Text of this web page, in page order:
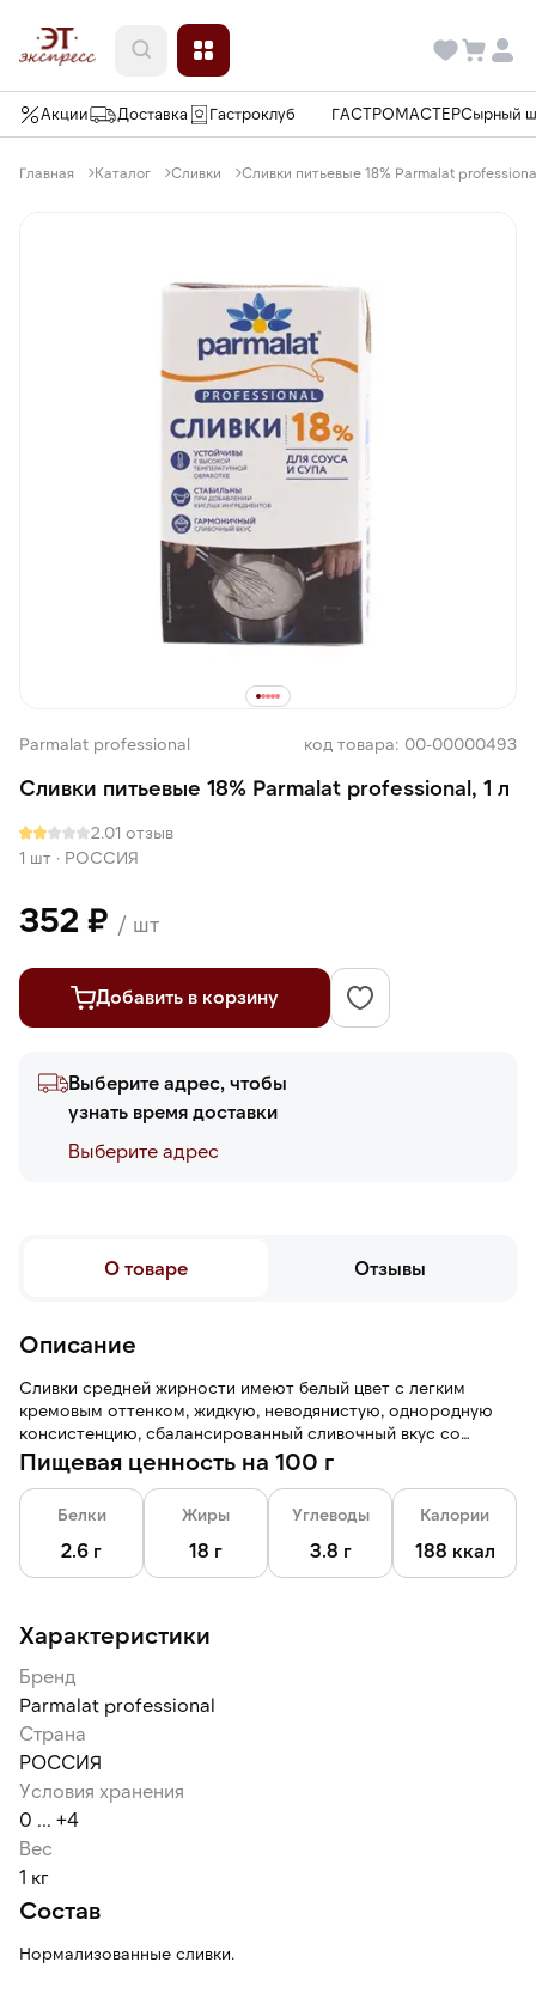
Акции Доставка Гастроклуб ГАСТРОМАСТЕРСырный
Главная Каталог Сливки Сливки питьевые 18% Parmalat
Parmalat professional код товара: 00-00000493
Сливки питьевые 18% Parmalat professional, 1 л
2.01 отзыв
1 шт · РОССИЯ
352 ₽ / шт
Добавить в корзину
Выберите адрес, чтобы
узнать время доставки
Выберите адреc
О товаре Отзывы
Описание
Сливки средней жирности имеют белый цвет с легким
кремовым оттенком, жидкую, неводянистую, однородную
консистенцию, сбалансированный сливочный вкус со
сладковатыми нотами.
Пищевая ценность на 100 г
Белки
2.6 г
Жиры
18 г
Углеводы
3.8 г
Калории
188 ккал
Характеристики
Бренд
Parmalat professional
Страна
РОССИЯ
Условия хранения
0 ... +4
Вес
1 кг
Состав
Нормализованные сливки.